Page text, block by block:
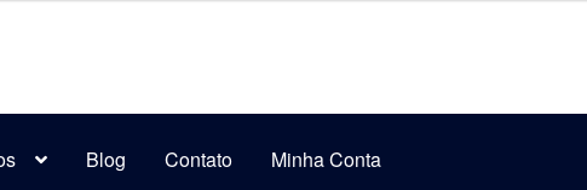
Blog Contato Minha Conta